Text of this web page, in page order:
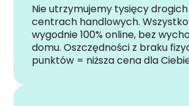
Nie utrzymujemy tysięcy
centrach handlowych. Wszystko
wygodnie 100% online, bez
domu. Oszczędności z braku
punktów = niższa cena dla